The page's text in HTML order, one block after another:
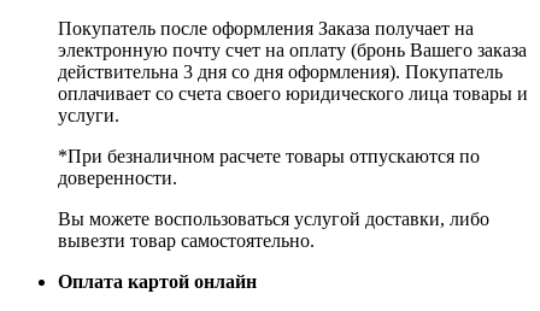
Покупатель после оформления Заказа получает на
электронную почту счет на оплату (бронь Вашего заказа
действительна 3 дня со дня оформления). Покупатель
оплачивает со счета своего юридического лица товары и
услуги.
*При безналичном расчете товары отпускаются по
доверенности.
Вы можете воспользоваться услугой доставки, либо
вывезти товар самостоятельно.
Оплата картой онлайн